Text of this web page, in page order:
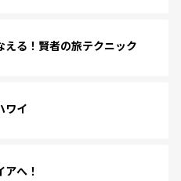
える！賢者の旅テクニック
ワイ
へ！